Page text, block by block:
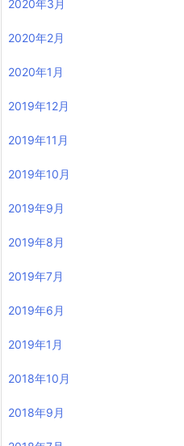
2020年3月
2020年2月
2020年1月
2019年12月
2019年11月
2019年10月
2019年9月
2019年8月
2019年7月
2019年6月
2019年1月
2018年10月
2018年9月